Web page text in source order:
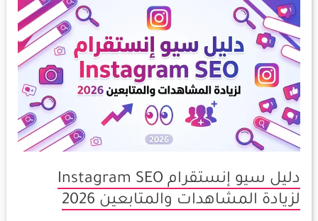
دليل سيو إنستقرام Instagram SEO
لزيادة المشاهدات والمتابعين 2026
دليل
سيو
إنستقرام
Instagram
SEO
لزيادة
المشاهدات
والمتابعين